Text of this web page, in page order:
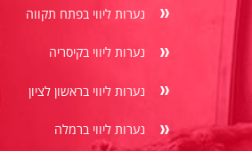
נערות ליווי בפתח תקווה
נערות ליווי בקיסריה
נערות ליווי בראשון לציון
נערות ליווי ברמלה